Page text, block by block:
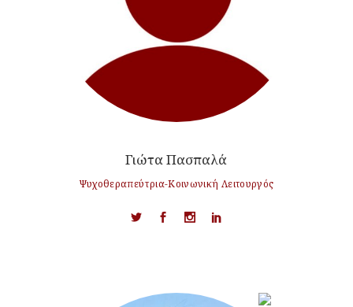
Γιώτα Πασπαλά
Ψυχοθεραπεύτρια-Kοινωνική Λειτουργός